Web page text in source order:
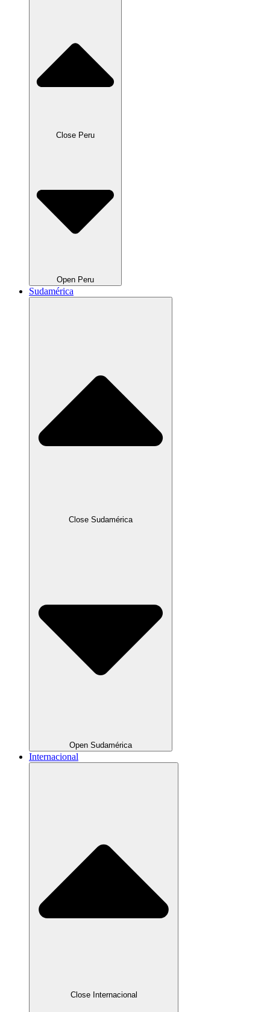
Close Peru
Open Peru
Sudamérica
Close Sudamérica
Open Sudamérica
Internacional
Close Internacional